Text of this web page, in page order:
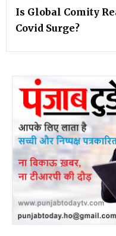
Is Global Comity
Covid Surge?